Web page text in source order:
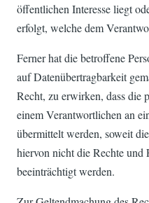
öffentlichen Interesse liegt
erfolgt, welche dem
Ferner hat die betroffene
auf Datenübertragbarkeit
Recht, zu erwirken, dass die
einem Verantwortlichen an
übermittelt werden, soweit
hiervon nicht die Rechte und
beeinträchtigt werden.